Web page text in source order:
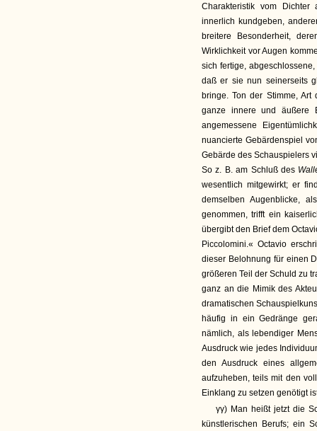
Charakteristik vom
innerlich kundgeben,
breitere Besonderheit,
Wirklichkeit vor Augen
sich fertige,
daß er sie nun seinerseits
bringe. Ton der Stimme, Art
ganze innere und äußere
angemessene
nuancierte Gebärdenspiel
Gebärde des Schauspielers
So z. B. am Schluß des
wesentlich mitgewirkt; er
demselben Augenblicke,
genommen, trifft ein
übergibt den Brief dem
Piccolomini.« Octavio
dieser Belohnung für einen
größeren Teil der Schuld zu
ganz an die Mimik des
dramatischen
häufig in ein Gedränge
nämlich, als lebendiger
Ausdruck wie jedes
den Ausdruck eines
aufzuheben, teils mit den
Einklang zu setzen genötigt
γγ) Man heißt jetzt die
künstlerischen Berufs; ein